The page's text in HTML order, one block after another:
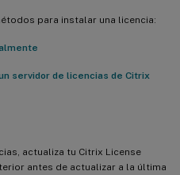
para instalar una licencia:
servidor de licencias de Citrix
actualiza tu Citrix License
antes de actualizar a la última